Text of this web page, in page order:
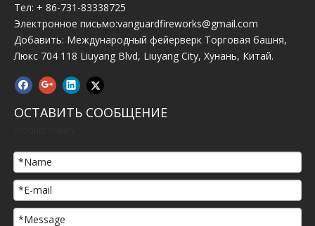
Тел: + 86-731-83338725
Электронное письмо:vanguardfireworks@gmail.com
Добавить: Международный фейерверк Торговая башня,
Люкс 704 118 Liuyang Blvd, Liuyang City, Хунань, Китай.
ОСТАВИТЬ СООБЩЕНИЕ